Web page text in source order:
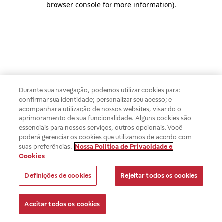
browser console for more information).
Durante sua navegação, podemos utilizar cookies para:
confirmar sua identidade; personalizar seu acesso; e
acompanhar a utilização de nossos websites, visando o
aprimoramento de sua funcionalidade. Alguns cookies são
essenciais para nossos serviços, outros opcionais. Você
poderá gerenciar os cookies que utilizamos de acordo com
suas preferências. Nossa Política de Privacidade e
Cookies
Definições de cookies Rejeitar todos os cookies
Aceitar todos os cookies